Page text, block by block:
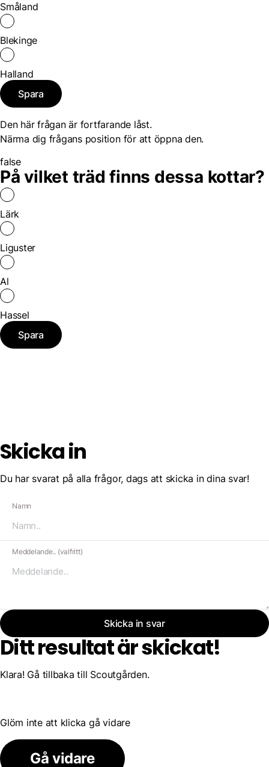
Småland
Blekinge
Halland
Spara
Den här frågan är fortfarande låst.
Närma dig frågans position för att öppna den.
false
På vilket träd finns dessa kottar?
Lärk
Liguster
Al
Hassel
Spara
Skicka in
Du har svarat på alla frågor, dags att skicka in dina svar!
Namn
Meddelande.. (valfritt)
Skicka in svar
Ditt resultat är skickat!
Klara! Gå tillbaka till Scoutgården.
Glöm inte att klicka gå vidare
Gå vidare